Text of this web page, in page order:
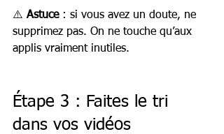
⚠️ Astuce : si vous avez un doute, ne
supprimez pas. On ne touche qu’aux
applis vraiment inutiles.
Étape 3 : Faites le tri
dans vos vidéos